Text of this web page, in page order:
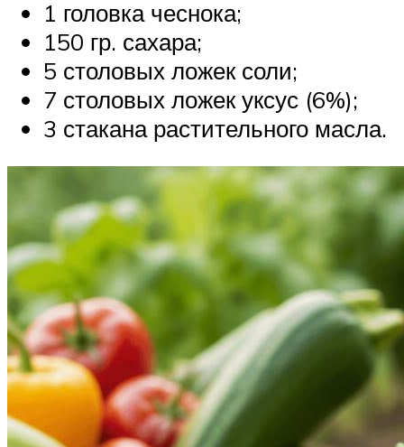
1 головка чеснока;
150 гр. сахара;
5 столовых ложек соли;
7 столовых ложек уксус (6%);
3 стакана растительного масла.